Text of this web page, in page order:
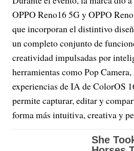
OPPO Reno16 5G y OPPO
que incorporan el distintivo
un completo conjunto de
creatividad impulsadas por
herramientas como Pop
experiencias de IA de ColorOS
permite capturar, editar y
forma más intuitiva, creativa y